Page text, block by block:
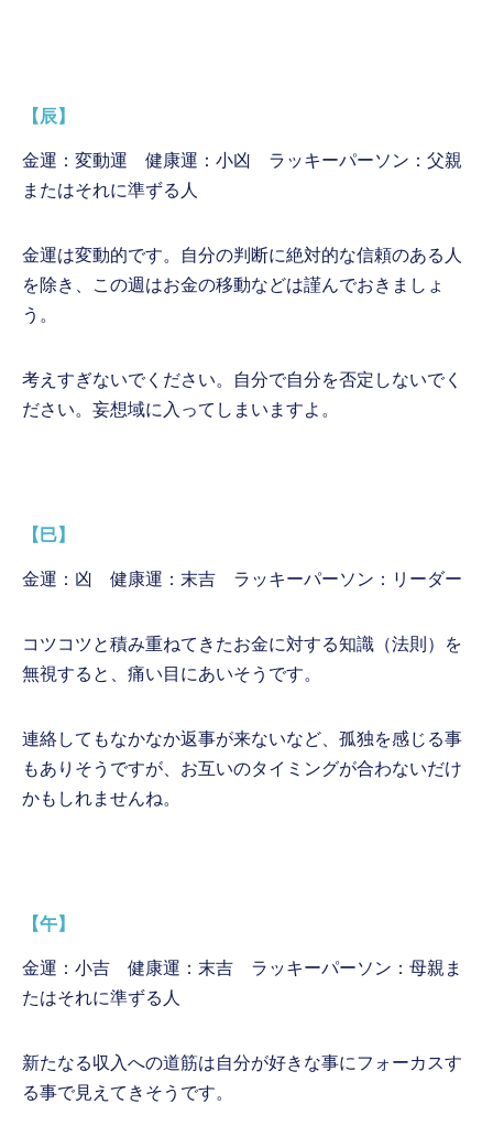
【辰】
金運：変動運 健康運：小凶 ラッキーパーソン：父親
またはそれに準ずる人
金運は変動的です。自分の判断に絶対的な信頼のある人
を除き、この週はお金の移動などは謹んでおきましょ
う。
考えすぎないでください。自分で自分を否定しないでく
ださい。妄想域に入ってしまいますよ。
【巳】
金運：凶 健康運：末吉 ラッキーパーソン：リーダー
コツコツと積み重ねてきたお金に対する知識（法則）を
無視すると、痛い目にあいそうです。
連絡してもなかなか返事が来ないなど、孤独を感じる事
もありそうですが、お互いのタイミングが合わないだけ
かもしれませんね。
【午】
金運：小吉 健康運：末吉 ラッキーパーソン：母親ま
たはそれに準ずる人
新たなる収入への道筋は自分が好きな事にフォーカスす
る事で見えてきそうです。